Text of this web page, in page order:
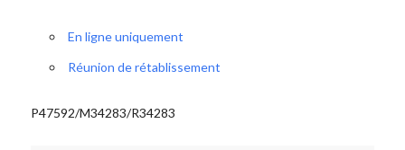
En ligne uniquement
Réunion de rétablissement
P47592/M34283/R34283